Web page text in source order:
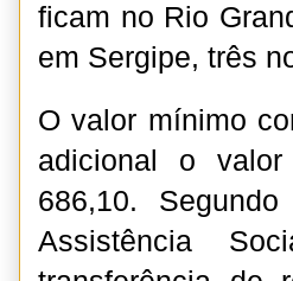
ficam no Rio
em Sergipe, três
O valor mínimo
adicional o
686,10.
Assistência